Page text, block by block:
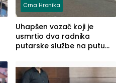
Crna Hronika
Uhapšen vozač koji je
usmrtio dva radnika
putarske službe na putu
(FOTO)